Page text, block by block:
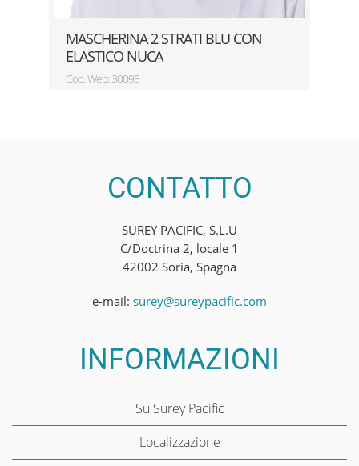
MASCHERINA 2 STRATI BLU CON
ELASTICO NUCA
Cod. Web: 30095
CONTATTO
SUREY PACIFIC, S.L.U
C/Doctrina 2, locale 1
42002 Soria, Spagna
e-mail: surey@sureypacific.com
INFORMAZIONI
Su Surey Pacific
Localizzazione